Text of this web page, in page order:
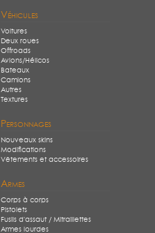
Véhicules
Voitures
Deux roues
Offroads
Avions/Hélicos
Bateaux
Camions
Autres
Textures
Personnages
Nouveaux skins
Modifications
Vêtements et accessoires
Armes
Corps à corps
Pistolets
Fusils d'assaut / Mitraillettes
Armes lourdes